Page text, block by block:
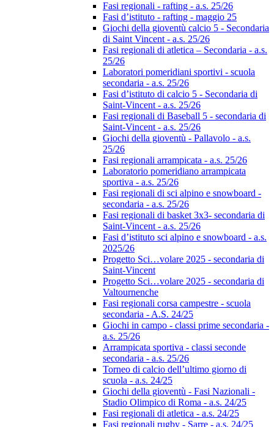
Fasi regionali - rafting - a.s. 25/26
Fasi d’istituto - rafting - maggio 25
Giochi della gioventù calcio 5 - Secondaria
di Saint Vincent - a.s. 25/26
Fasi regionali di atletica – Secondaria - a.s.
25/26
Laboratori pomeridiani sportivi - scuola
secondaria - a.s. 25/26
Fasi d’istituto di calcio 5 - Secondaria di
Saint-Vincent - a.s. 25/26
Fasi regionali di Baseball 5 - secondaria di
Saint-Vincent - a.s. 25/26
Giochi della gioventù - Pallavolo - a.s.
25/26
Fasi regionali arrampicata - a.s. 25/26
Laboratorio pomeridiano arrampicata
sportiva - a.s. 25/26
Fasi regionali di sci alpino e snowboard -
secondaria - a.s. 25/26
Fasi regionali di basket 3x3- secondaria di
Saint-Vincent - a.s. 25/26
Fasi d’istituto sci alpino e snowboard - a.s.
2025/26
Progetto Sci…volare 2025 - secondaria di
Saint-Vincent
Progetto Sci…volare 2025 - secondaria di
Valtournenche
Fasi regionali corsa campestre - scuola
secondaria - A.S. 24/25
Giochi in campo - classi prime secondaria -
a.s. 25/26
Arrampicata sportiva - classi seconde
secondaria - a.s. 25/26
Torneo di calcio dell’ultimo giorno di
scuola - a.s. 24/25
Giochi della gioventù - Fasi Nazionali -
Stadio Olimpico di Roma - a.s. 24/25
Fasi regionali di atletica - a.s. 24/25
Fasi regionali rugby - Sarre - a.s. 24/25